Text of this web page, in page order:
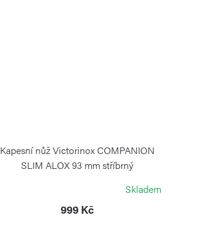
Kapesní nůž Victorinox COMPANION
SLIM ALOX 93 mm stříbrný
Skladem
999 Kč